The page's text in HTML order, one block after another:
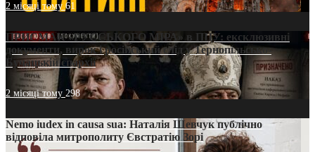
2 місяці тому61
ПРИСМАК «РУССЬКОГО МІРА» в ПЦУ: ексклюзивні
документи, вирок і російський слід у Тернопільсько-
Бучацькій єпархії
2 місяці тому 298
Nemo iudex in causa sua: Наталія Шевчук публічно
відповіла митрополиту Євстратію Зорі